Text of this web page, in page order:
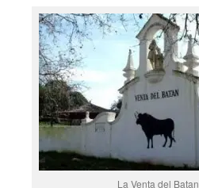
La Venta del Batan